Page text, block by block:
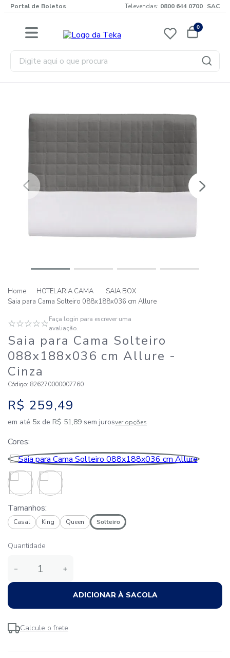
Portal de Boletos Televendas: 0800 644 0700 SAC
0
Digite aqui o que procura
HOTELARIA CAMA
SAIA BOX
Saia para Cama Solteiro 088x188x036 cm Allure
☆☆☆☆☆Faça login para escrever uma
avaliação.
Saia para Cama Solteiro
088x188x036 cm Allure -
Cinza
Código: 826270000007760
R$ 259,49
em até 5x de R$ 51,89 sem jurosver opções
Cores
Tamanhos:
Casal King Queen Solteiro
Quantidade
＋
－
ADICIONAR À SACOLA
Calcule o frete